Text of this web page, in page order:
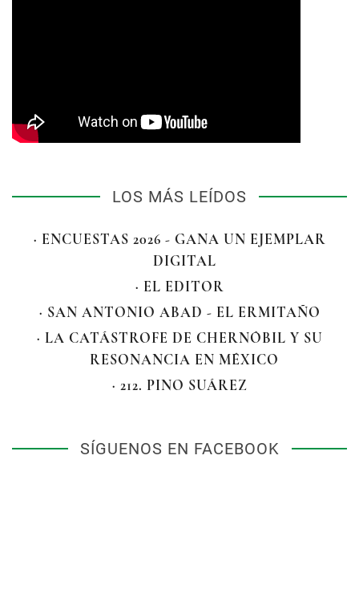
LOS MÁS LEÍDOS
· ENCUESTAS 2026 - GANA UN EJEMPLAR
DIGITAL
· EL EDITOR
· SAN ANTONIO ABAD - EL ERMITAÑO
· LA CATÁSTROFE DE CHERNÓBIL Y SU
RESONANCIA EN MÉXICO
· 212. PINO SUÁREZ
SÍGUENOS EN FACEBOOK